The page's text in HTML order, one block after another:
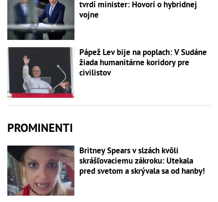
tvrdí minister: Hovorí o hybridnej
vojne
Pápež Lev bije na poplach: V Sudáne
žiada humanitárne koridory pre
civilistov
PROMINENTI
Britney Spears v slzách kvôli
skrášľovaciemu zákroku: Utekala
pred svetom a skrývala sa od hanby!